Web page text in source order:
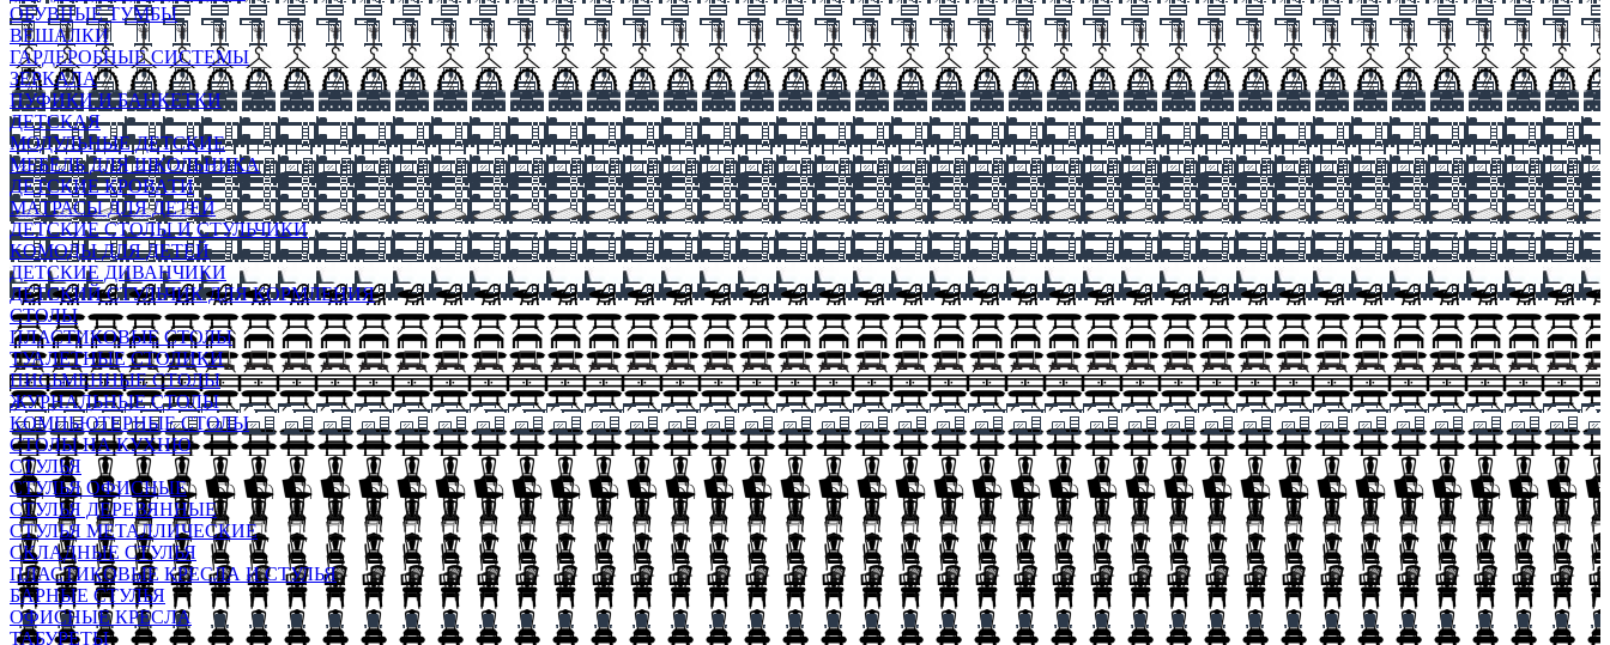
ОБУВНЫЕ ТУМБЫ
ВЕШАЛКИ
ГАРДЕРОБНЫЕ СИСТЕМЫ
ЗЕРКАЛА
ПУФИКИ И БАНКЕТКИ
ДЕТСКАЯ
МОДУЛЬНЫЕ ДЕТСКИЕ
МЕБЕЛЬ ДЛЯ ШКОЛЬНИКА
ДЕТСКИЕ КРОВАТИ
МАТРАСЫ ДЛЯ ДЕТЕЙ
ДЕТСКИЕ СТОЛЫ И СТУЛЬЧИКИ
КОМОДЫ ДЛЯ ДЕТЕЙ
ДЕТСКИЕ ДИВАНЧИКИ
ДЕТСКИЙ СТУЛЬЧИК ДЛЯ КОРМЛЕНИЯ
СТОЛЫ
ПЛАСТИКОВЫЕ СТОЛЫ
ТУАЛЕТНЫЕ СТОЛИКИ
ПИСЬМЕННЫЕ СТОЛЫ
ЖУРНАЛЬНЫЕ СТОЛЫ
КОМПЬЮТЕРНЫЕ СТОЛЫ
СТОЛЫ НА КУХНЮ
СТУЛЬЯ
СТУЛЬЯ ОФИСНЫЕ
СТУЛЬЯ ДЕРЕВЯННЫЕ
СТУЛЬЯ МЕТАЛЛИЧЕСКИЕ
СКЛАДНЫЕ СТУЛЬЯ
ПЛАСТИКОВЫЕ КРЕСЛА И СТУЛЬЯ
БАРНЫЕ СТУЛЬЯ
ОФИСНЫЕ КРЕСЛА
ТАБУРЕТЫ